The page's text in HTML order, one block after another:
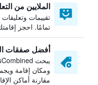
الملايين من
تقييمات
تمامًا. احجز
أفضل صفقات
ومكان إقامة
مقارنة أماكن